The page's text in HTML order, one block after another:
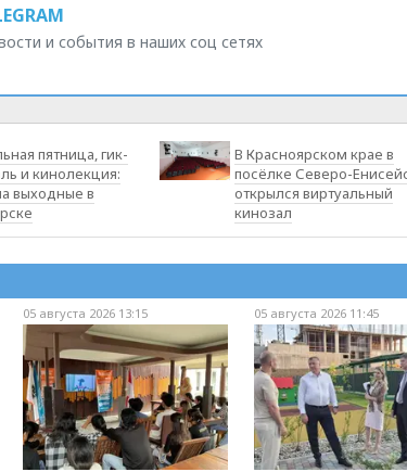
и события в наших соц сетях
пятница, гик-
и кинолекция:
выходные в
В Красноярском крае в
посёлке Северо-
открылся виртуальный
кинозал
05 августа 2026 13:15 05 августа 2026 11:45